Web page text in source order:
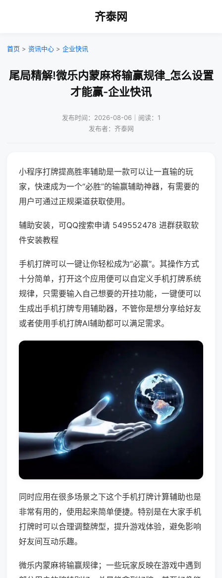
齐泰网
首页 > 资讯中心 > 企业快讯
尾局精解!微乐内蒙麻将输赢规律_怎么设置
才能赢-企业快讯
发布时间：2026-08-06｜阅读：1
发布者：齐泰网
小程序打牌提高胜率辅助是一款可以让一直输的玩
家，快速成为一个“必胜”的输赢辅助神器，有需要的
用户可通过正规渠道获取使用。
辅助安装，可QQ搜索申请 549552478 进群获取软
件安装教程
手机打牌可以一键让你轻松成为“必赢”。其操作方式
十分简单，打开这个应用便可以自定义手机打牌系统
规律，只需要输入自己想要的开挂功能，一键便可以
生成出手机打牌专用辅助器，不管你是想分享给好友
或者使用手机打牌AI辅助都可以满足需求。
同时应用在很多场景之下这个手机打牌计算辅助也是
非常有用的，使用起来简单便捷。特别是在大家手机
打牌时可以合理调整牌型，提升游戏体验，避免影响
好友间互动乐趣。
微乐内蒙麻将输赢规律；一些玩家反映在游戏中遇到